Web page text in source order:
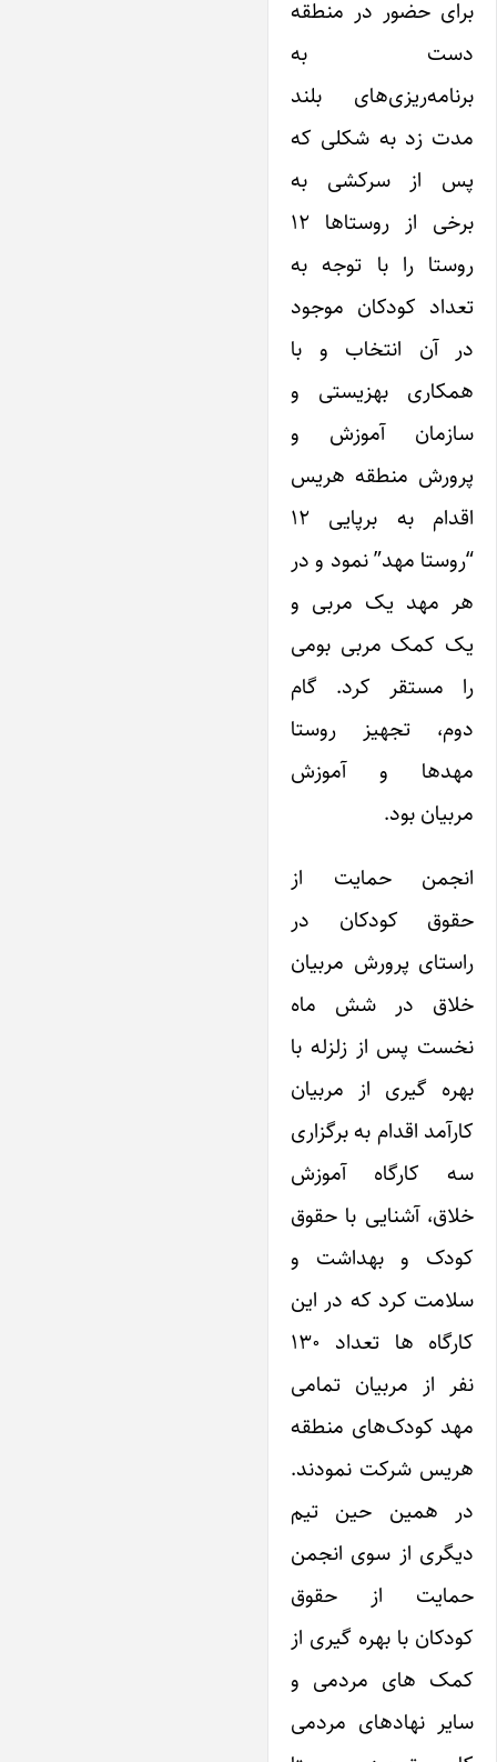
برای حضور در منطقه
دست به
برنامه‌ریزی‌های بلند
مدت زد به شکلی که
پس از سرکشی به
برخی از روستاها ۱۲
روستا را با توجه به
تعداد کودکان موجود
در آن انتخاب و با
همکاری بهزیستی و
سازمان آموزش و
پرورش منطقه هریس
اقدام به برپایی ۱۲
“روستا مهد” نمود و در
هر مهد یک مربی و
یک کمک مربی بومی
را مستقر کرد. گام
دوم، تجهیز روستا
مهدها و آموزش
مربیان بود.
انجمن حمایت از
حقوق کودکان در
راستای پرورش مربیان
خلاق در شش ماه
نخست پس از زلزله با
بهره گیری از مربیان
کارآمد اقدام به برگزاری
سه کارگاه آموزش
خلاق، آشنایی با حقوق
کودک و بهداشت و
سلامت کرد که در این
کارگاه ها تعداد ۱۳۰
نفر از مربیان تمامی
مهد کودک‌های منطقه
هریس شرکت نمودند.
در همین حین تیم
دیگری از سوی انجمن
حمایت از حقوق
کودکان با بهره گیری از
کمک های مردمی و
سایر نهادهای مردمی